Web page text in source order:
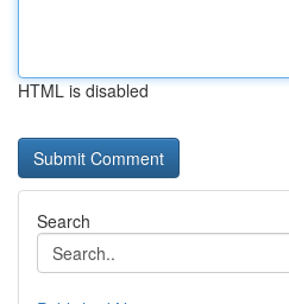
HTML is disabled
Search